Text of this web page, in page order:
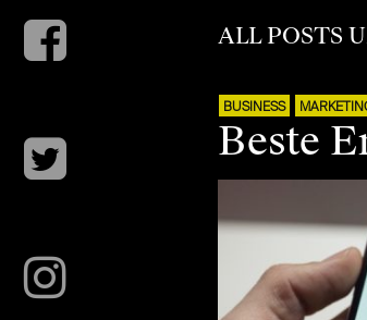
ALL POSTS
BUSINESS
Beste